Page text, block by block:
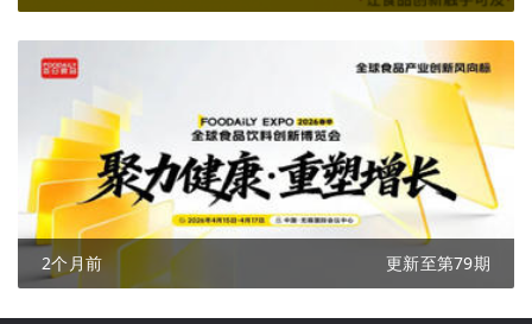
2个月前 更新至第79期